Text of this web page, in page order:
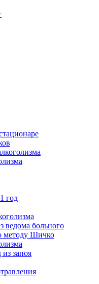
год
ведома больного
методу Шичко
запоя